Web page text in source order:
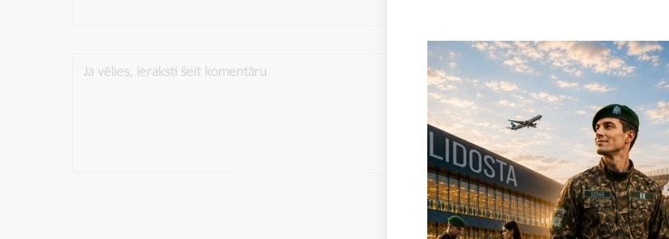
Ja vēlies, ieraksti šeit komentāru
Vēlos atstāt savu e-pastu saziņai